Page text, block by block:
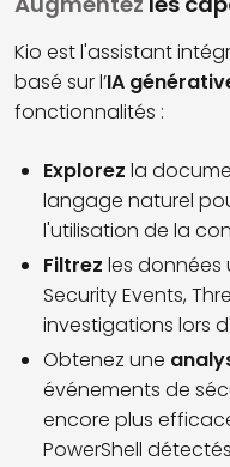
Kio est l'assistant
basé sur l’IA
fonctionnalités :
Explorez la
langage naturel
l'utilisation de la
Filtrez les données
Security Events,
investigations lors
Obtenez une
événements de
encore plus
PowerShell